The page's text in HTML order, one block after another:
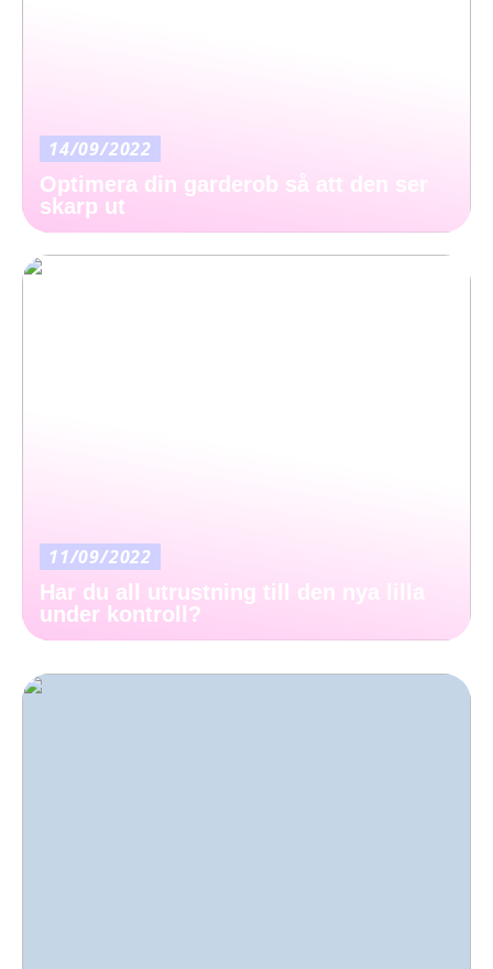
14/09/2022
Optimera din garderob så att den ser
skarp ut
11/09/2022
Har du all utrustning till den nya lilla
under kontroll?